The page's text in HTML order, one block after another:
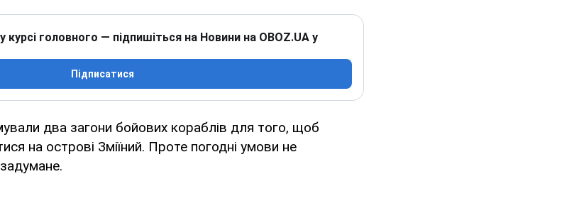
головного — підпишіться на Новини на OBOZ.UA у
Підписатися
два загони бойових кораблів для того, щоб
на острові Зміїний. Проте погодні умови не